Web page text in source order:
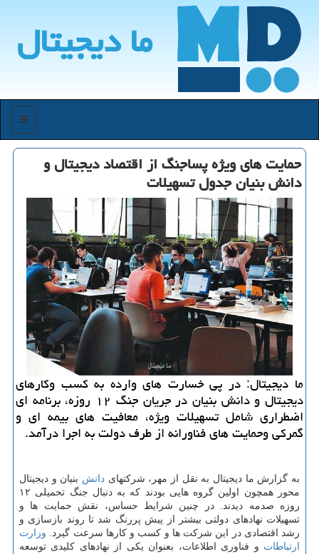
ما دیجیتال
منو
حمایت های ویژه پساجنگ از اقتصاد دیجیتال و
دانش بنیان جدول تسهیلات
ما دیجیتال: در پی خسارت های وارده به کسب وکارهای
دیجیتال و دانش بنیان در جریان جنگ ۱۲ روزه، برنامه ای
اضطراری شامل تسهیلات ویژه، معافیت های بیمه ای و
گمرکی وحمایت های فناورانه از طرف دولت به اجرا درآمد.
به گزارش ما دیجیتال به نقل از مهر، شرکتهای دانش بنیان و دیجیتال
محور همچون اولین گروه هایی بودند که به دنبال جنگ تحمیلی ۱۲
روزه صدمه دیدند. در چنین شرایط حساس، نقش حمایت ها و
تسهیلات نهادهای دولتی بیشتر از پیش پررنگ شد تا روند بازسازی و
رشد اقتصادی در این شرکت ها و کسب و کارها سرعت گیرد. وزارت
ارتباطات و فناوری اطلاعات، بعنوان یکی از نهادهای کلیدی توسعه